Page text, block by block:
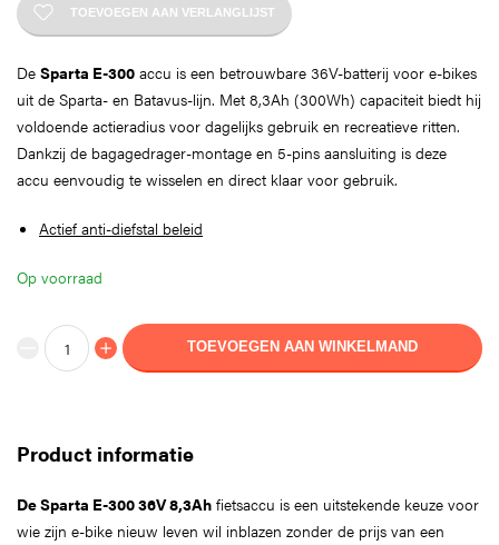
TOEVOEGEN AAN VERLANGLIJST
De Sparta E-300 accu is een betrouwbare 36V-batterij voor e-bikes
uit de Sparta- en Batavus-lijn. Met 8,3Ah (300Wh) capaciteit biedt hij
voldoende actieradius voor dagelijks gebruik en recreatieve ritten.
Dankzij de bagagedrager-montage en 5-pins aansluiting is deze
accu eenvoudig te wisselen en direct klaar voor gebruik.
Actief anti-diefstal beleid
Op voorraad
TOEVOEGEN AAN WINKELMAND
Product informatie
De Sparta E-300 36V 8,3Ah fietsaccu is een uitstekende keuze voor
wie zijn e-bike nieuw leven wil inblazen zonder de prijs van een